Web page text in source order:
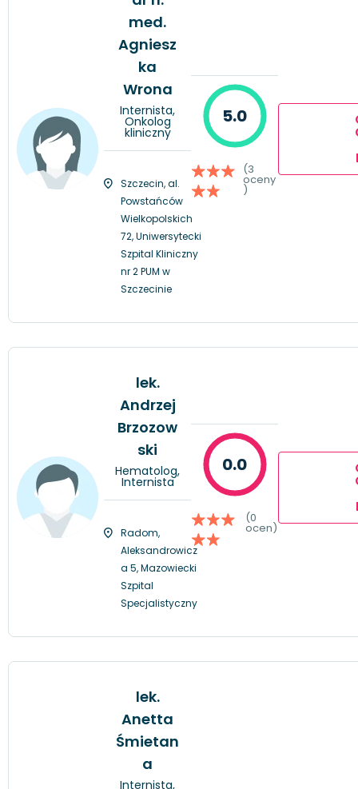
med.
Agniesz
ka
Wrona
Internista,
Onkolog
kliniczny
Szczecin, al.
Powstańców
Wielkopolskich
72, Uniwersytecki
Szpital Kliniczny
nr 2 PUM w
Szczecinie
5.0
(3
oceny
)
lek.
Andrzej
Brzozow
ski
Hematolog,
Internista
Radom,
Aleksandrowicz
a 5, Mazowiecki
Szpital
Specjalistyczny
0.0
(0
ocen)
lek.
Anetta
Śmietan
a
Internista,